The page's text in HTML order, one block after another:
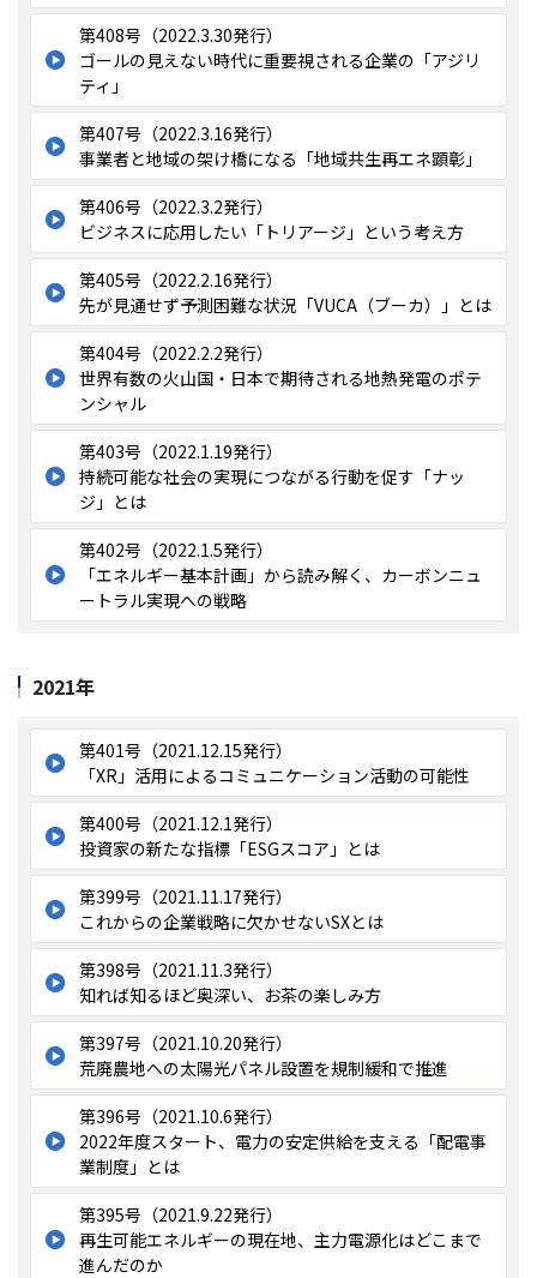
第408号（2022.3.30発行）
ゴールの見えない時代に重要視される企業の「アジリ
ティ」
第407号（2022.3.16発行）
事業者と地域の架け橋になる「地域共生再エネ顕彰」
第406号（2022.3.2発行）
ビジネスに応用したい「トリアージ」という考え方
第405号（2022.2.16発行）
先が見通せず予測困難な状況「VUCA（ブーカ）」とは
第404号（2022.2.2発行）
世界有数の火山国・日本で期待される地熱発電のポテ
ンシャル
第403号（2022.1.19発行）
持続可能な社会の実現につながる行動を促す「ナッ
ジ」とは
第402号（2022.1.5発行）
「エネルギー基本計画」から読み解く、カーボンニュ
ートラル実現への戦略
2021年
第401号（2021.12.15発行）
「XR」活用によるコミュニケーション活動の可能性
第400号（2021.12.1発行）
投資家の新たな指標「ESGスコア」とは
第399号（2021.11.17発行）
これからの企業戦略に欠かせないSXとは
第398号（2021.11.3発行）
知れば知るほど奥深い、お茶の楽しみ方
第397号（2021.10.20発行）
荒廃農地への太陽光パネル設置を規制緩和で推進
第396号（2021.10.6発行）
2022年度スタート、電力の安定供給を支える「配電事
業制度」とは
第395号（2021.9.22発行）
再生可能エネルギーの現在地、主力電源化はどこまで
進んだのか